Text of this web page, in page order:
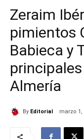
Zeraim
pimientos
Babieca y
Almería
By Editorial marzo 1,